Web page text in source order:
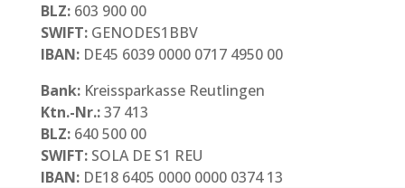
BLZ:603 900 00
SWIFT:GENODES1BBV
IBAN:DE45 6039 0000 0717 4950 00
Bank:Kreissparkasse Reutlingen
Ktn.-Nr.:37 413
BLZ:640 500 00
SWIFT:SOLA DE S1 REU
IBAN:DE18 6405 0000 0000 0374 13